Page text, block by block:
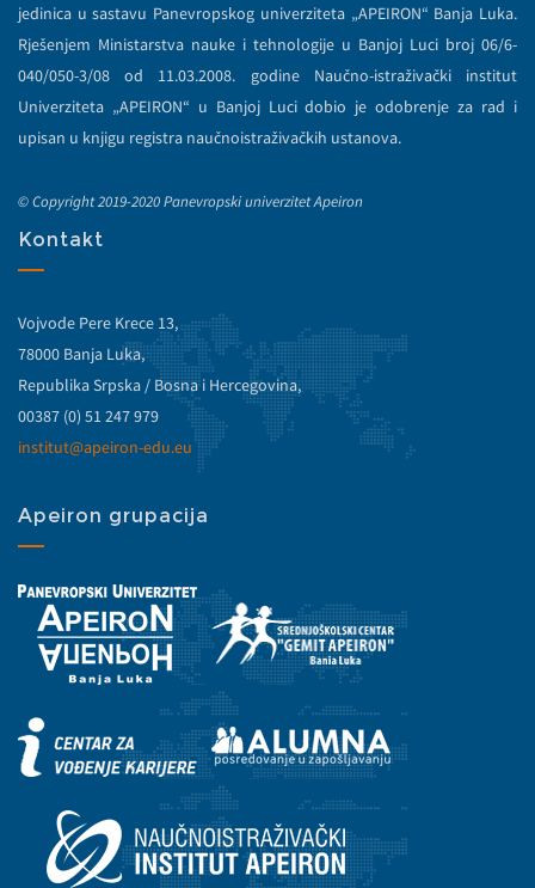
jedinica u sastavu Panevropskog univerziteta „APEIRON“ Banja Luka.
Rješenjem Ministarstva nauke i tehnologije u Banjoj Luci broj 06/6-
040/050-3/08 od 11.03.2008. godine Naučno-istraživački institut
Univerziteta „APEIRON“ u Banjoj Luci dobio je odobrenje za rad i
upisan u knjigu registra naučnoistraživačkih ustanova.
© Copyright 2019-2020 Panevropski univerzitet Apeiron
Kontakt
Vojvode Pere Krece 13,
78000 Banja Luka,
Republika Srpska / Bosna i Hercegovina,
00387 (0) 51 247 979
institut@apeiron-edu.eu
Apeiron grupacija